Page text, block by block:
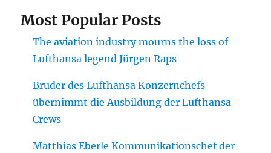
Most Popular Posts
The aviation industry mourns the loss of
Lufthansa legend Jürgen Raps
Bruder des Lufthansa Konzernchefs
übernimmt die Ausbildung der Lufthansa
Crews
Matthias Eberle Kommunikationschef der